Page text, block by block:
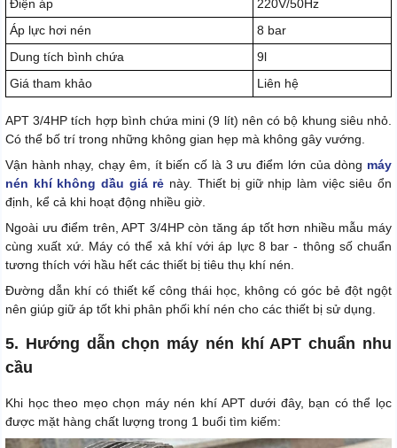
Điện áp
220V/50Hz
Áp lực hơi nén
8 bar
Dung tích bình chứa
9l
Giá tham khảo
Liên hệ
APT 3/4HP tích hợp bình chứa mini (9 lít) nên có bộ khung siêu nhỏ.
Có thể bố trí trong những không gian hẹp mà không gây vướng.
Vận hành nhạy, chạy êm, ít biến cố là 3 ưu điểm lớn của dòng máy
nén khí không dầu giá rẻ này. Thiết bị giữ nhịp làm việc siêu ổn
định, kể cả khi hoạt động nhiều giờ.
Ngoài ưu điểm trên, APT 3/4HP còn tăng áp tốt hơn nhiều mẫu máy
cùng xuất xứ. Máy có thể xả khí với áp lực 8 bar - thông số chuẩn
tương thích với hầu hết các thiết bị tiêu thụ khí nén.
Đường dẫn khí có thiết kế công thái học, không có góc bẻ đột ngột
nên giúp giữ áp tốt khi phân phối khí nén cho các thiết bị sử dụng.
5. Hướng dẫn chọn máy nén khí APT chuẩn nhu
cầu
Khi học theo mẹo chọn máy nén khí APT dưới đây, bạn có thể lọc
được mặt hàng chất lượng trong 1 buổi tìm kiếm: